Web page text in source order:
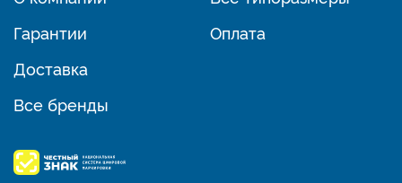
Гарантии
Доставка
Все бренды
Оплата